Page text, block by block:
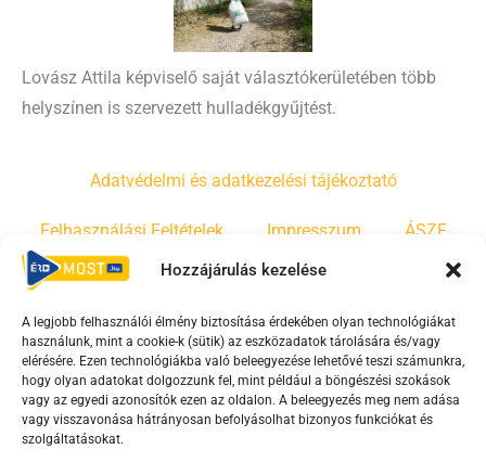
Hozzájárulás kezelése
A legjobb felhasználói élmény biztosítása érdekében olyan technológiákat
használunk, mint a cookie-k (sütik) az eszközadatok tárolására és/vagy
elérésére. Ezen technológiákba való beleegyezése lehetővé teszi számunkra,
hogy olyan adatokat dolgozzunk fel, mint például a böngészési szokások
vagy az egyedi azonosítók ezen az oldalon. A beleegyezés meg nem adása
vagy visszavonása hátrányosan befolyásolhat bizonyos funkciókat és
szolgáltatásokat.
Lovász Attila képviselő saját választókerületében több
helyszínen is szervezett hulladékgyűjtést.
Adatvédelmi és adatkezelési tájékoztató
Felhasználási Feltételek Impresszum ÁSZF
Irányelvek Moderálási szabályzat
F
a
c
e
Y
o
u
t
T
i
k